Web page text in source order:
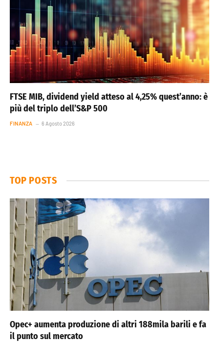
FTSE MIB, dividend yield atteso al 4,25% quest’anno: è
più del triplo dell’S&P 500
FINANZA 6 Agosto 2026
TOP POSTS
Opec+ aumenta produzione di altri 188mila barili e fa
il punto sul mercato